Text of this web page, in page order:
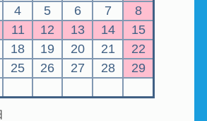
4 5 6 7
8
11 12 13 14
15
18 19 20 21
22
25 26 27 28
29